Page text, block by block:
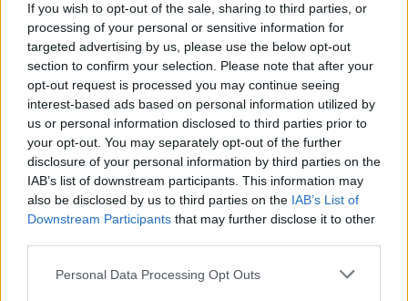
If you wish to opt-out of the sale, sharing to third parties, or
processing of your personal or sensitive information for
targeted advertising by us, please use the below opt-out
section to confirm your selection. Please note that after your
opt-out request is processed you may continue seeing
interest-based ads based on personal information utilized by
us or personal information disclosed to third parties prior to
your opt-out. You may separately opt-out of the further
disclosure of your personal information by third parties on the
IAB’s list of downstream participants. This information may
also be disclosed by us to third parties on the IAB’s List of
Downstream Participants that may further disclose it to other
Personal Data Processing Opt Outs